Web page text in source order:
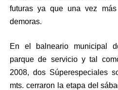
futuras ya que una vez
demoras.
En el balneario municipal
parque de servicio y tal
2008, dos Súperespeciales
mts. cerraron la etapa del